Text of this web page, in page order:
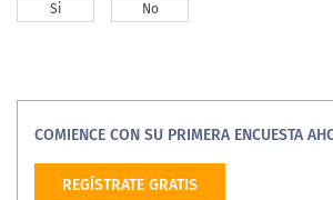
Si No
COMIENCE CON SU PRIMERA ENCUESTA
REGÍSTRATE GRATIS